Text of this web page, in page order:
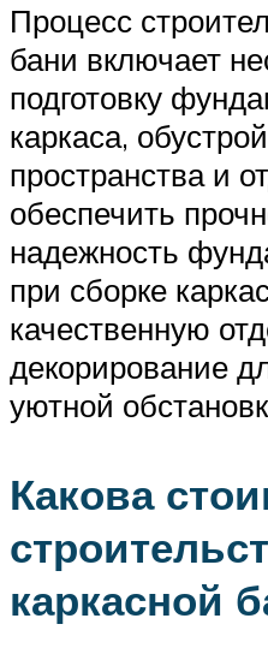
Процесс
бани включает
подготовку
каркаса,
пространства и
обеспечить
надежность
при сборке
качественную
декорирование
уютной
Какова
каркасной